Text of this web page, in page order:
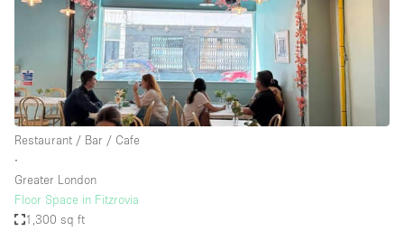
Restaurant / Bar / Cafe
∙
Greater London
Floor Space in Fitzrovia
1,300 sq ft